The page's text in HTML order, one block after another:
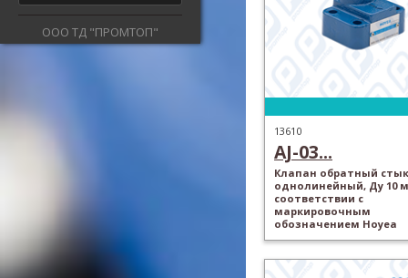
ООО ТД "ПРОМТОП"
13610
AJ-03...
Клапан обратный
однолинейный, Ду 10
соответствии с
маркировочным
обозначением Hoyea